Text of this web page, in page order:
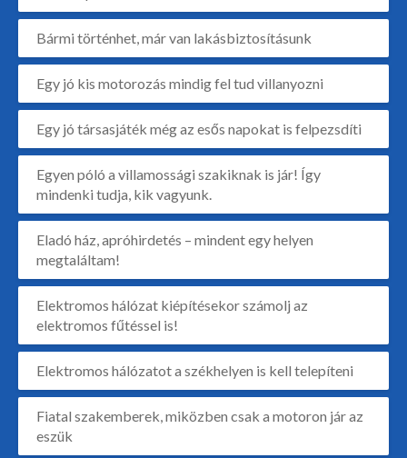
Bármi történhet, már van lakásbiztosításunk
Egy jó kis motorozás mindig fel tud villanyozni
Egy jó társasjáték még az esős napokat is felpezsdíti
Egyen póló a villamossági szakiknak is jár! Így
mindenki tudja, kik vagyunk.
Eladó ház, apróhirdetés – mindent egy helyen
megtaláltam!
Elektromos hálózat kiépítésekor számolj az
elektromos fűtéssel is!
Elektromos hálózatot a székhelyen is kell telepíteni
Fiatal szakemberek, miközben csak a motoron jár az
eszük